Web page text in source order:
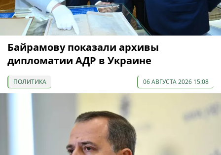
Байрамову показали архивы
дипломатии АДР в Украине
ПОЛИТИКА 06 АВГУСТА 2026 15:08